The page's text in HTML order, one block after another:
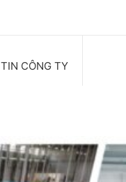
TIN CÔNG TY